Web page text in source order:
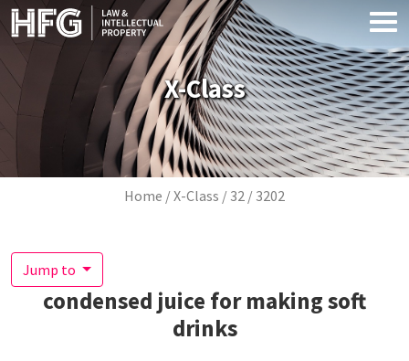
Skip to main content
X-Class
Breadcrumb
Home X-Class 32 3202
Jump to
condensed juice for making soft
drinks